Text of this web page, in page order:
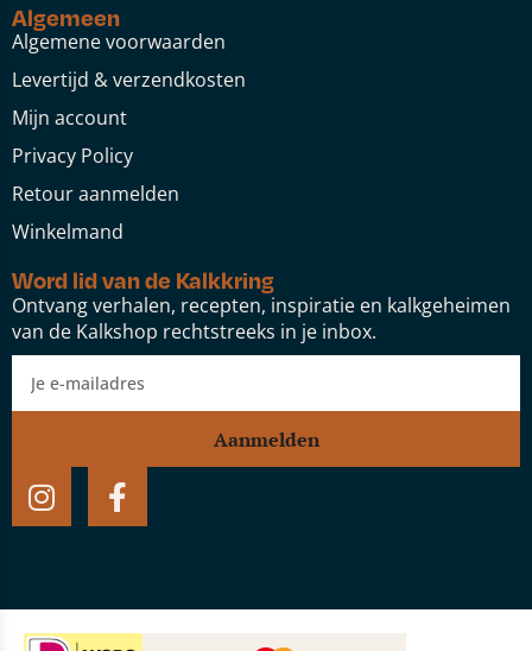
Algemeen
Algemene voorwaarden
Levertijd & verzendkosten
Mijn account
Privacy Policy
Retour aanmelden
Winkelmand
Word lid van de Kalkkring
Ontvang verhalen, recepten, inspiratie en kalkgeheimen
van de Kalkshop rechtstreeks in je inbox.
Aanmelden